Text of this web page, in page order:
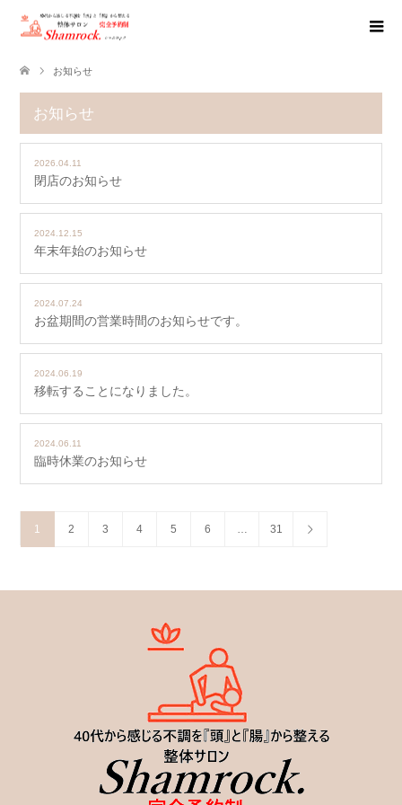
お知らせ
お知らせ
2026.04.11
閉店のお知らせ
2024.12.15
年末年始のお知らせ
2024.07.24
お盆期間の営業時間のお知らせです。
2024.06.19
移転することになりました。
2024.06.11
臨時休業のお知らせ
1 2 3 4 5 6 … 31